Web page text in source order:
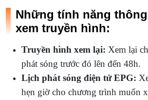
Những tính năng
xem truyền hình:
Truyền hình xem lại: Xem lại
phát sóng trước đó lên đến 48h.
Lịch phát sóng điện tử EPG:
hẹn giờ cho chương trình muốn